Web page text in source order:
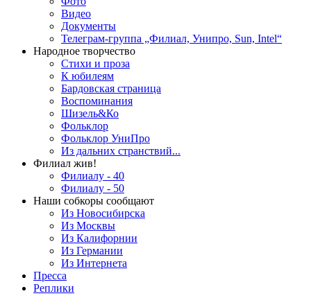
Видео
Документы
Телеграм-группа „Филиал, Унипро, Sun, Intel“
Народное творчество
Стихи и проза
К юбилеям
Бардовская страница
Воспоминания
Шизель&Ко
Фольклор
Фольклор УниПро
Из дальних странствий...
Филиал жив!
Филиалу - 40
Филиалу - 50
Наши собкоры сообщают
Из Новосибирска
Из Москвы
Из Калифорнии
Из Германии
Из Интернета
Пресса
Реплики